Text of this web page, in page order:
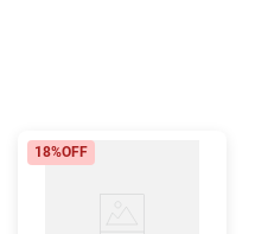
18%OFF